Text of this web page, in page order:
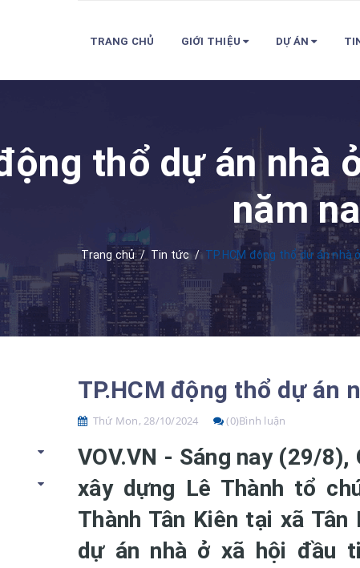
TRANG CHỦ GIỚI THIỆU DỰ ÁN
thổ dự án nhà
năm
Trang chủ / Tin tức / TP.HCM động thổ dự án nhà
TP.HCM động thổ dự án
Thứ Mon, 28/10/2024 (0)Bình luận
VOV.VN - Sáng nay (29/
xây dựng Lê Thành tổ
Thành Tân Kiên tại xã Tân
dự án nhà ở xã hội đầu